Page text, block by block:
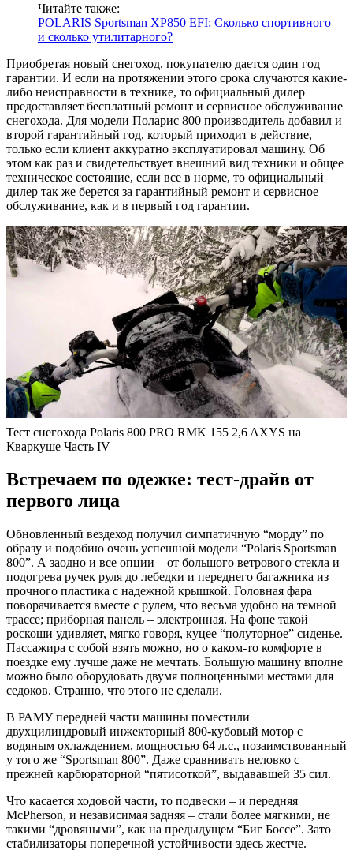
Читайте также:
POLARIS Sportsman XP850 EFI: Сколько спортивного
и сколько утилитарного?
Приобретая новый снегоход, покупателю дается один год
гарантии. И если на протяжении этого срока случаются какие-
либо неисправности в технике, то официальный дилер
предоставляет бесплатный ремонт и сервисное обслуживание
снегохода. Для модели Поларис 800 производитель добавил и
второй гарантийный год, который приходит в действие,
только если клиент аккуратно эксплуатировал машину. Об
этом как раз и свидетельствует внешний вид техники и общее
техническое состояние, если все в норме, то официальный
дилер так же берется за гарантийный ремонт и сервисное
обслуживание, как и в первый год гарантии.
Тест снегохода Polaris 800 PRO RMK 155 2,6 AXYS на
Кваркуше Часть IV
Встречаем по одежке: тест-драйв от
первого лица
Обновленный вездеход получил симпатичную “морду” по
образу и подобию очень успешной модели “Polaris Sportsman
800”. А заодно и все опции – от большого ветрового стекла и
подогрева ручек руля до лебедки и переднего багажника из
прочного пластика с надежной крышкой. Головная фара
поворачивается вместе с рулем, что весьма удобно на темной
трассе; приборная панель – электронная. На фоне такой
роскоши удивляет, мягко говоря, куцее “полуторное” сиденье.
Пассажира с собой взять можно, но о каком-то комфорте в
поездке ему лучше даже не мечтать. Большую машину вполне
можно было оборудовать двумя полноценными местами для
седоков. Странно, что этого не сделали.
В РАМУ передней части машины поместили
двухцилиндровый инжекторный 800-кубовый мотор с
водяным охлаждением, мощностью 64 л.с., позаимствованный
у того же “Sportsman 800”. Даже сравнивать неловко с
прежней карбюраторной “пятисоткой”, выдававшей 35 сил.
Что касается ходовой части, то подвески – и передняя
МсРherson, и независимая задняя – стали более мягкими, не
такими “дровяными”, как на предыдущем “Биг Боссе”. Зато
стабилизаторы поперечной устойчивости здесь жестче.